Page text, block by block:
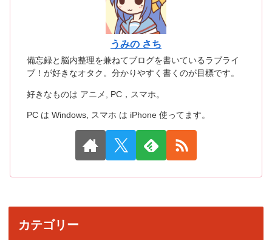
うみの さち
備忘録と脳内整理を兼ねてブログを書いているラブライ
ブ！が好きなオタク。分かりやすく書くのが目標です。
好きなものは アニメ, PC，スマホ。
PC は Windows, スマホ は iPhone 使ってます。
カテゴリー